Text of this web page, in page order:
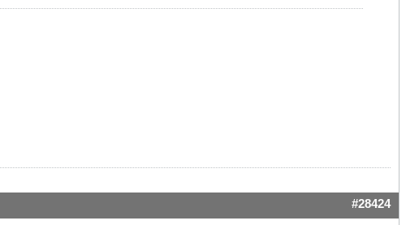
#28424